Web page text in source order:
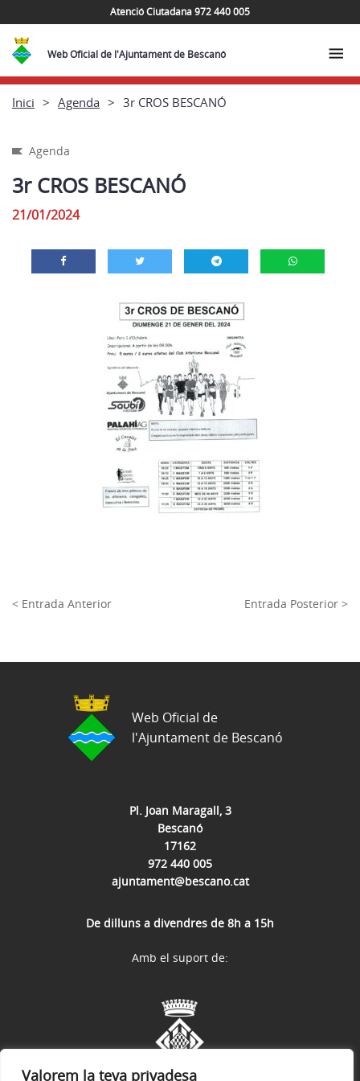
Valorem la teva privadesa
Atenció Ciutadana 972 440 005
Web Oficial de l'Ajuntament de Bescanó
Inici Agenda 3r CROS BESCANÓ
Agenda
3r CROS BESCANÓ
21/01/2024
< Entrada Anterior Entrada Posterior >
Pl. Joan Maragall, 3
Bescanó
17162
972 440 005
ajuntament@bescano.cat
De dilluns a divendres de 8h a 15h
Web Oficial de
l'Ajuntament de Bescanó
Amb el suport de: